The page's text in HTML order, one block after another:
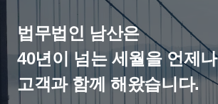
법무법인 남산은
40년이 넘는 세월을 언제나
고객과 함께 해왔습니다.